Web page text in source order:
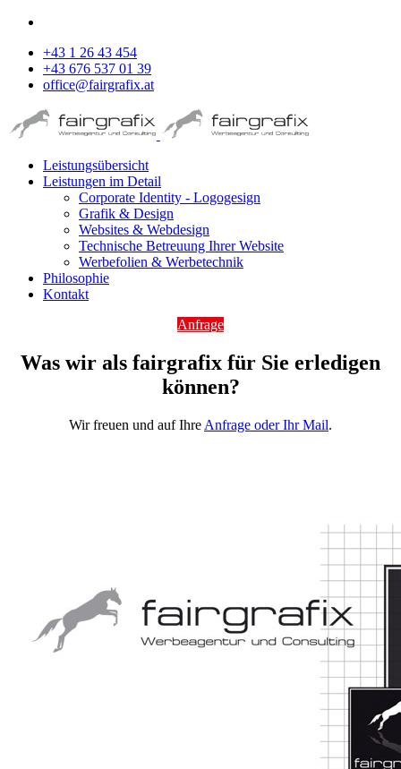
+43 1 26 43 454
+43 676 537 01 39
office@fairgrafix.at
Leistungsübersicht
Leistungen im Detail
Corporate Identity - Logogesign
Grafik & Design
Websites & Webdesign
Technische Betreuung Ihrer Website
Werbefolien & Werbetechnik
Philosophie
Kontakt
Anfrage
Was wir als fairgrafix für Sie erledigen
können?
Wir freuen und auf Ihre Anfrage oder Ihr Mail.